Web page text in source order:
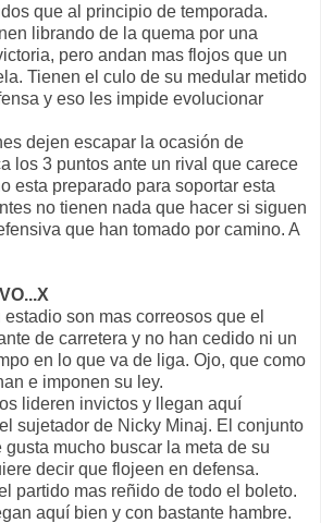
que al principio de temporada.
librando de la quema por una
pero andan mas flojos que un
Tienen el culo de su medular metido
y eso les impide evolucionar
dejen escapar la ocasión de
los 3 puntos ante un rival que carece
esta preparado para soportar esta
no tienen nada que hacer si siguen
que han tomado por camino. A
son mas correosos que el
de carretera y no han cedido ni un
en lo que va de liga. Ojo, que como
e imponen su ley.
lideren invictos y llegan aquí
sujetador de Nicky Minaj. El conjunto
mucho buscar la meta de su
decir que flojeen en defensa.
partido mas reñido de todo el boleto.
aquí bien y con bastante hambre.